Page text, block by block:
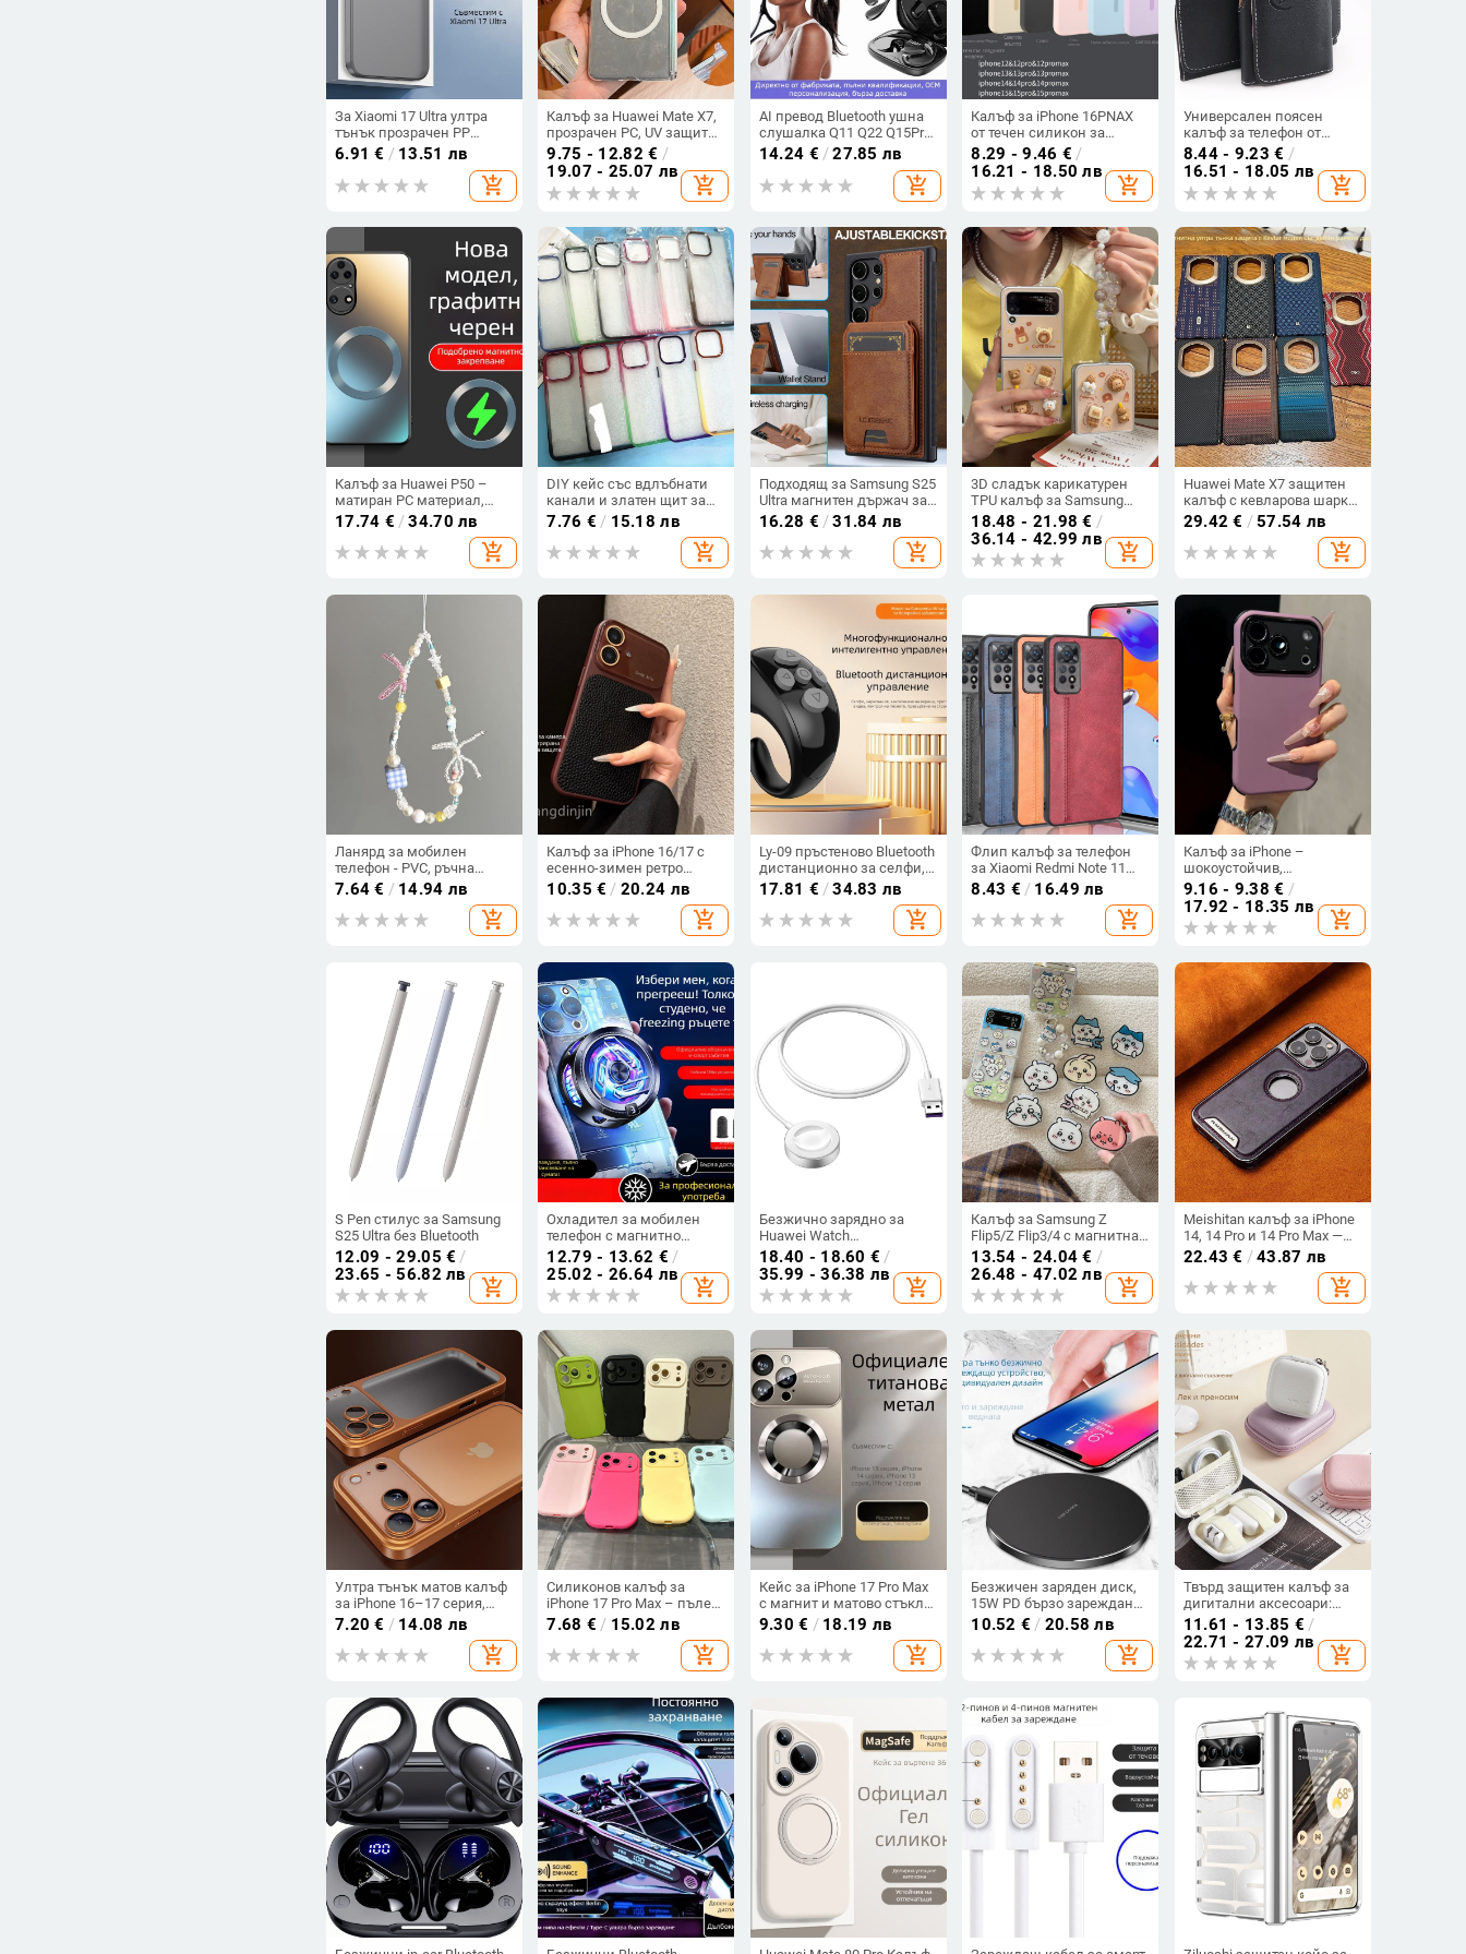
За Xiaomi 17 Ultra ултра
тънък прозрачен PP
калъф, не пожълтява,
матиран финиш и
гофриран модел
6.91 € / 13.51 лв
add_shopping_cart
Калъф за Huawei Mate X7,
прозрачен PC, UV защита,
устойчив на надраскване,
магнитно задържане,
двойно обграждане на
ръбовете
9.75 - 12.82 € /
19.07 - 25.07 лв
add_shopping_cart
AI превод Bluetooth ушна
слушалка Q11 Q22 Q15Pro,
Bluetooth 5.3, обхват 10 м,
време на работа 4–8 ч,
цифров дисплей
14.24 € /27.85 лв
add_shopping_cart
Калъф за iPhone 16PNAX
от течен силикон за
камера, пълен обхват и
магнитно закрепване
8.29 - 9.46 € /
16.21 - 18.50 лв
add_shopping_cart
Универсален поясен
калъф за телефон от
изкуствена кожа
8.44 - 9.23 € /
16.51 - 18.05 лв
add_shopping_cart
Калъф за Huawei P50 –
матиран PC материал,
MagSafe магнит,
противоударен
17.74 € /34.70 лв
add_shopping_cart
DIY кейс със вдлъбнати
канали и златен щит за
iPhone 17 Pro Max с
градиентна червена
метална рамка
7.76 € / 15.18 лв
add_shopping_cart
Подходящ за Samsung S25
Ultra магнитен държач за
карти, кожен калъф
S24Plus, защитен калъф,
разделен на части, калъф
за мобилен телефон
16.28 € /31.84 лв
add_shopping_cart
3D сладък карикатурен
TPU калъф за Samsung
Galaxy Z Flip 6/3/4, защита
срещу изпускане,
корейски стил
18.48 - 21.98 € /
36.14 - 42.99 лв
add_shopping_cart
Huawei Mate X7 защитен
калъф с кевларова шарка,
ултра тънък магнитен
дизайн, двуосна
противодроп защита,
29.42 € /57.54 лв
add_shopping_cart
Ланярд за мобилен
телефон - PVC, ръчна
изработка, найлонов
шнур, персонализиране
7.64 € / 14.94 лв
add_shopping_cart
Калъф за iPhone 16/17 с
есенно-зимен ретро
модел на личи,
изкуствена кожа, релефно
гравиране, удароустойчив
10.35 € / 20.24 лв
add_shopping_cart
Ly-09 пръстеново Bluetooth
дистанционно за селфи,
Bluetooth 5.3, ABS
материал, тегло 10
17.81 € /34.83 лв
add_shopping_cart
Флип калъф за телефон
за Xiaomi Redmi Note 11
Pro Global 4G,
имитационна кожа,
бизнес стил
8.43 € / 16.49 лв
add_shopping_cart
Калъф за iPhone –
шокоустойчив,
антиизплъзване,
антиотпечатъци,
силиконов материал,
матирана повърхност
9.16 - 9.38 € /
17.92 - 18.35 лв
add_shopping_cart
S Pen стилус за Samsung
S25 Ultra без Bluetooth
12.09 - 29.05 € /
23.65 - 56.82 лв
add_shopping_cart
Охладител за мобилен
телефон с магнитно
задържане и
полупроводниково
охлаждане — SR17, 10W
USB-C, ABS корпус, 65 g
12.79 - 13.62 € /
25.02 - 26.64 лв
add_shopping_cart
Безжично зарядно за
Huawei Watch
GT6/GT5/Watch5/Watch4/GT4
– метален корпус,
магнитно зареждане, QC
3.0 бързо зареждане, 5W
18.40 - 18.60 € /
35.99 - 36.38 лв
add_shopping_cart
Калъф за Samsung Z
Flip5/Z Flip3/4 с магнитна
подставка и карикатурен
дизайн
13.54 - 24.04 € /
26.48 - 47.02 лв
add_shopping_cart
Meishitan калъф за iPhone
14, 14 Pro и 14 Pro Max —
магнитно прикрепване,
пълен обхват, щампована
повърхност, черен
22.43 € /43.87 лв
add_shopping_cart
Ултра тънък матов калъф
за iPhone 16–17 серия,
разсейване на топлината,
пълно покритие,
удароустойчив и устойчив
7.20 € / 14.08 лв
add_shopping_cart
Силиконов калъф за
iPhone 17 Pro Max – пълен
обхват, дизайн с кръгли
бутони, прецизни отвори,
едноцветен
7.68 € / 15.02 лв
add_shopping_cart
Кейс за iPhone 17 Pro Max
с магнит и матово стъкло
— удароустойчив,
антинадраскващ, анти
отпечатъци, PC корпус
9.30 € / 18.19 лв
add_shopping_cart
Безжичен заряден диск,
15W PD бързо зареждане,
съвместим с Apple, ултра
тънък настолен кръгъл
панел
10.52 € / 20.58 лв
add_shopping_cart
Твърд защитен калъф за
дигитални аксесоари:
организатор за кабели и
зарядни, USB флаш памет
и слушалки.
11.61 - 13.85 € /
22.71 - 27.09 лв
add_shopping_cart